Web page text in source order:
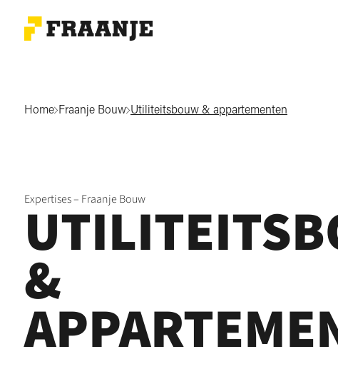
Home Fraanje Bouw Utiliteitsbouw & appartementen
Expertises – Fraanje Bouw
&